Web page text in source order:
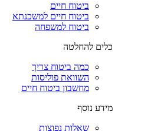
ביטוח חיים
ביטוח חיים למשכנתא
ביטוח למשפחה
כלים להחלטה
כמה ביטוח צריך
השוואת פוליסות
מחשבון ביטוח חיים
מידע נוסף
שאלות נפוצות